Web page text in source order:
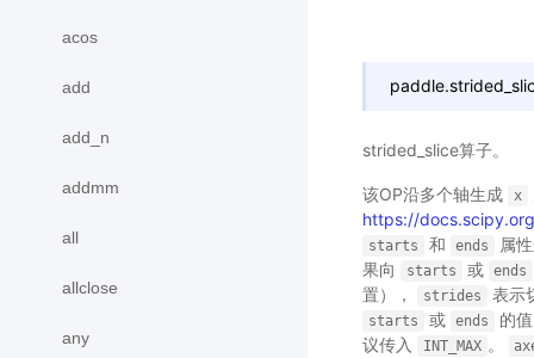
acos
add
add_n
addmm
all
allclose
any
paddle.
strided_slice算子。
该OP沿多个轴生成 x
https://
starts 和 ends
属
果向
starts 或 ends
置），
strides 表示
starts 或 ends
的
议传入
INT_MAX 。